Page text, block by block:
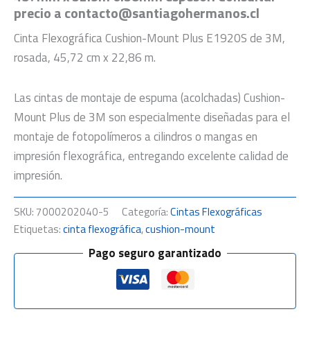
precio a contacto@santiagohermanos.cl
Cinta Flexográfica Cushion-Mount Plus E1920S de 3M,
rosada, 45,72 cm x 22,86 m.
Las cintas de montaje de espuma (acolchadas) Cushion-
Mount Plus de 3M son especialmente diseñadas para el
montaje de fotopolímeros a cilindros o mangas en
impresión flexográfica, entregando excelente calidad de
impresión.
SKU:7000202040-5 Categoría:Cintas Flexográficas
Etiquetas:cinta flexográfica,cushion-mount
Pago seguro garantizado